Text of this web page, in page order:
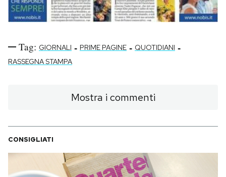
Tag: GIORNALI - PRIME PAGINE - QUOTIDIANI -
RASSEGNA STAMPA
Mostra i commenti
CONSIGLIATI